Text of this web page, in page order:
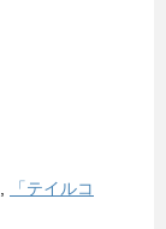
「テイルコ